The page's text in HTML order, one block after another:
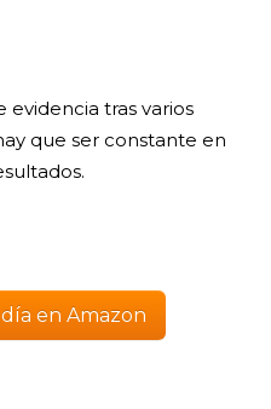
evidencia tras varios
que ser constante en
en Amazon